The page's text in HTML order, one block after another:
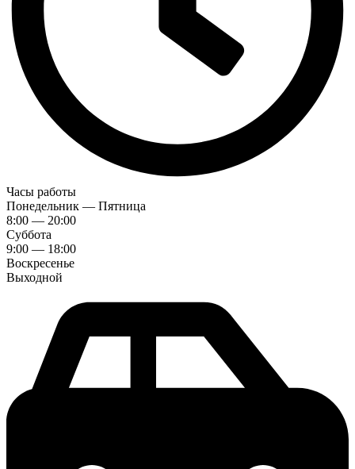
Часы работы
Понедельник — Пятница
8:00 — 20:00
Суббота
9:00 — 18:00
Воскресенье
Выходной